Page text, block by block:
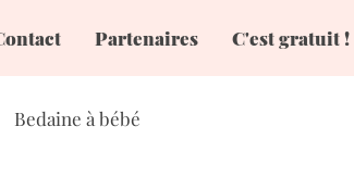
Partenaires C'est gratuit !
Bedaine à bébé